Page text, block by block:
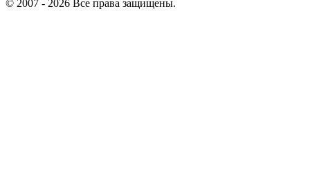
© 2007 - 2026 Все права защищены.